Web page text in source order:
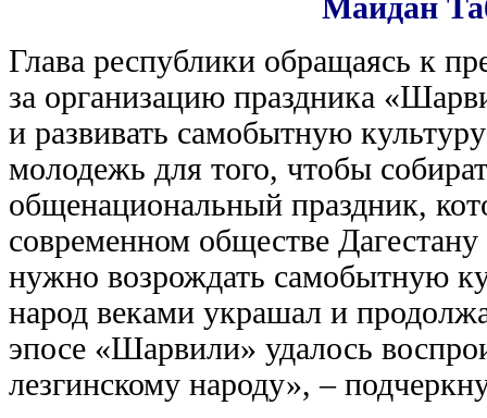
Майдан
Глава республики обращаясь к
за организацию праздника
и развивать самобытную
молодежь для того, чтобы
общенациональный праздник,
современном обществе
нужно возрождать самобытную
народ веками украшал и
эпосе «Шарвили» удалось
лезгинскому народу», –